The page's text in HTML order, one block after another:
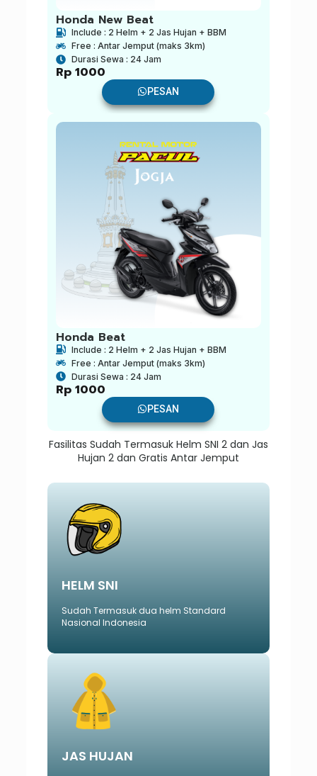
Honda New Beat
Include : 2 Helm + 2 Jas Hujan + BBM
Free : Antar Jemput (maks 3km)
Durasi Sewa : 24 Jam
Rp 1000
PESAN
Honda Beat
Include : 2 Helm + 2 Jas Hujan + BBM
Free : Antar Jemput (maks 3km)
Durasi Sewa : 24 Jam
Rp 1000
PESAN
Fasilitas Sudah Termasuk Helm SNI 2 dan Jas
Hujan 2 dan Gratis Antar Jemput
HELM SNI
Sudah Termasuk dua helm Standard
Nasional Indonesia
JAS HUJAN